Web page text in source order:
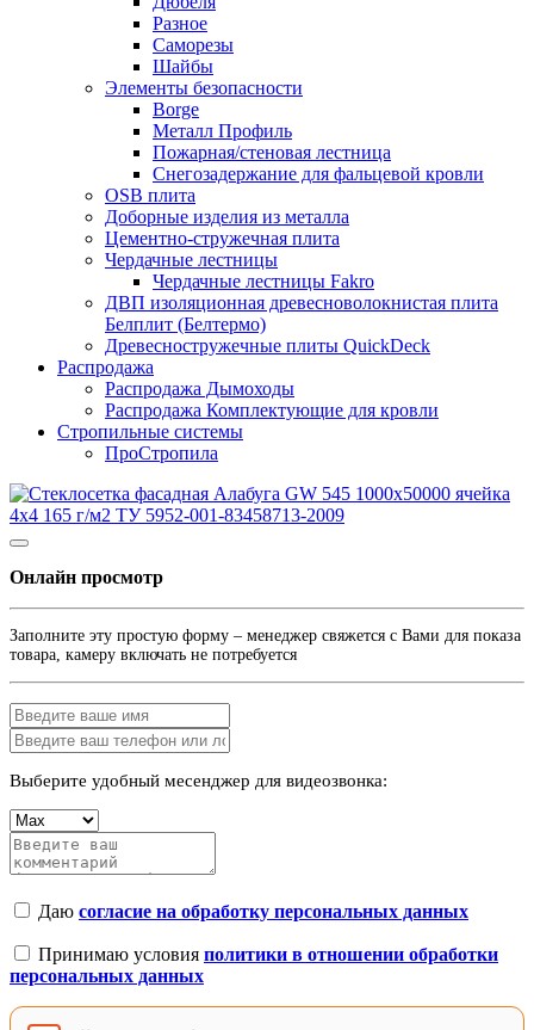
Разное
Саморезы
Шайбы
Элементы безопасности
Borge
Металл Профиль
Пожарная/стеновая лестница
Снегозадержание для фальцевой кровли
OSB плита
Доборные изделия из металла
Цементно-стружечная плита
Чердачные лестницы
Чердачные лестницы Fakro
ДВП изоляционная древесноволокнистая плита
Белплит (Белтермо)
Древесностружечные плиты QuickDeck
Распродажа
Распродажа Дымоходы
Распродажа Комплектующие для кровли
Стропильные системы
ПроСтропила
Онлайн просмотр
Заполните эту простую форму – менеджер свяжется с Вами для показа
товара, камеру включать не потребуется
Выберите удобный месенджер для видеозвонка:
Даю согласие на обработку персональных данных
Принимаю условия политики в отношении обработки
персональных данных